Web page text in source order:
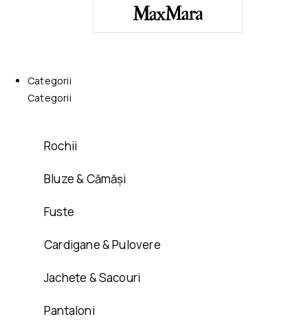
Categorii
Categorii
Rochii
Bluze & Cămăși
Fuste
Cardigane & Pulovere
Jachete & Sacouri
Pantaloni